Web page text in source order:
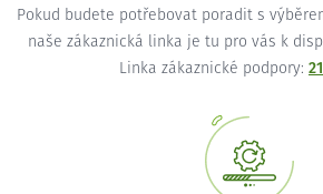
Pokud budete potřebovat poradit s
naše zákaznická linka je tu pro vás k
Linka zákaznické podpory: